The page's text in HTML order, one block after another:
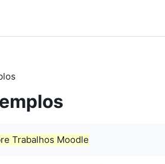
Trabalhos Moodle